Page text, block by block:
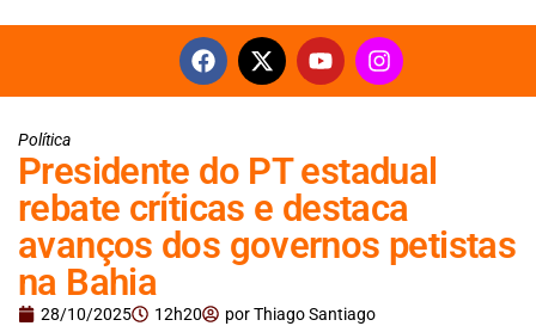
Política
Presidente do PT estadual
rebate críticas e destaca
avanços dos governos petistas
na Bahia
28/10/2025 12h20 porThiago Santiago